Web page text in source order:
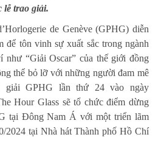
trao giải.
de Genève (GPHG) diễn
để tôn vinh sự xuất sắc trong ngành
“Giải Oscar” của thế giới đồng
thể bỏ lỡ với những người đam mê
giải GPHG lần thứ 24 vào ngày
Hour Glass sẽ tổ chức điểm dừng
tại Đông Nam Á với một triển lãm
2024 tại Nhà hát Thành phố Hồ Chí